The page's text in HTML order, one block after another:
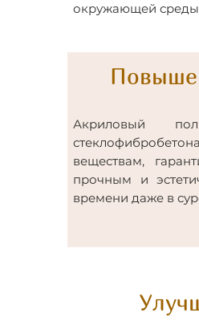
окружающей
Акриловый
веществам,
прочным и
времени даже в